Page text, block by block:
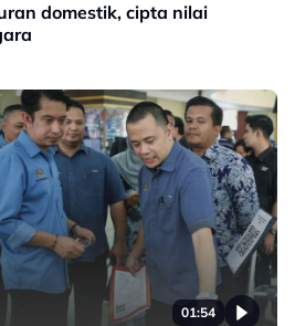
domestik, cipta nilai
01:54